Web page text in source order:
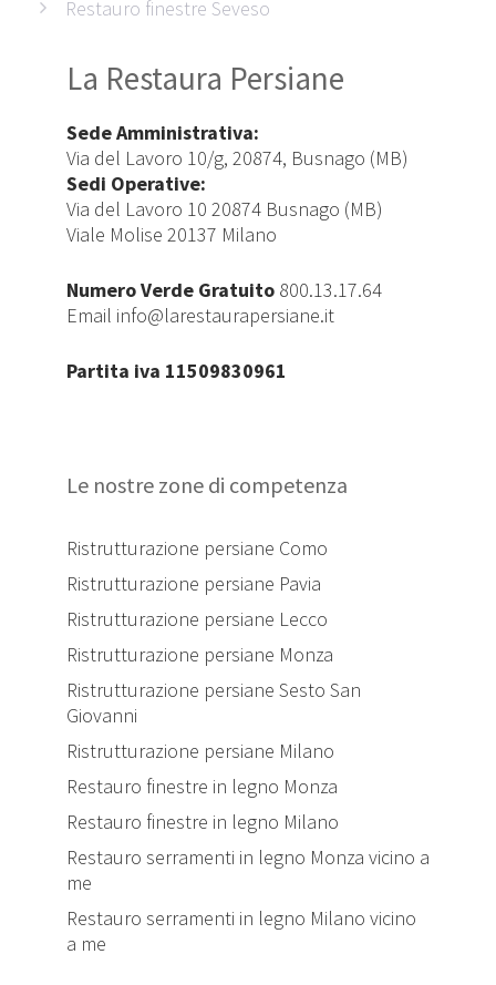
Restauro finestre Seveso
La Restaura Persiane
Sede Amministrativa:
Via del Lavoro 10/g, 20874, Busnago (MB)
Sedi Operative:
Via del Lavoro 10 20874 Busnago (MB)
Viale Molise 20137 Milano
Numero Verde Gratuito 800.13.17.64
Email info@larestaurapersiane.it
Partita iva 11509830961
Le nostre zone di competenza
Ristrutturazione persiane Como
Ristrutturazione persiane Pavia
Ristrutturazione persiane Lecco
Ristrutturazione persiane Monza
Ristrutturazione persiane Sesto San
Giovanni
Ristrutturazione persiane Milano
Restauro finestre in legno Monza
Restauro finestre in legno Milano
Restauro serramenti in legno Monza vicino a
me
Restauro serramenti in legno Milano vicino
a me